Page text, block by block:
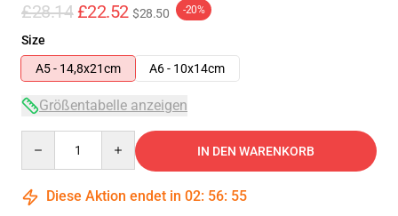
£28.14 £22.52 $28.50 -20%
Size
A5 - 14,8x21cm
A6 - 10x14cm
Größentabelle anzeigen
IN DEN WARENKORB
Diese Aktion endet in 02: 56: 54